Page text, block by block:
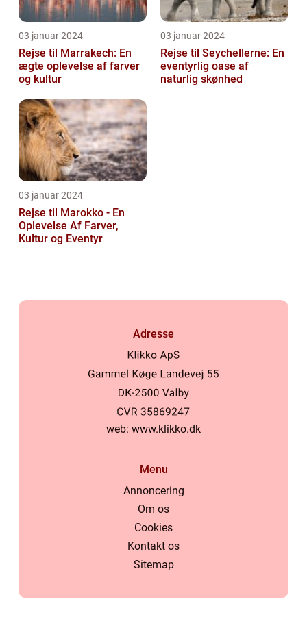
03 januar 2024
Rejse til Marrakech: En
ægte oplevelse af farver
og kultur
03 januar 2024
Rejse til Seychellerne: En
eventyrlig oase af
naturlig skønhed
03 januar 2024
Rejse til Marokko - En
Oplevelse Af Farver,
Kultur og Eventyr
Adresse
web: www.klikko.dk
Menu
Annoncering
Om os
Cookies
Kontakt os
Sitemap